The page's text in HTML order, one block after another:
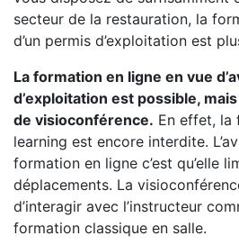
secteur de la restauration, la
d’un permis d’exploitation est
La formation en ligne en vue
d’exploitation est possible,
de visioconférence. En effet, la
learning est encore interdite.
formation en ligne c’est qu’elle
déplacements. La
d’interagir avec l’instructeur
formation classique en salle.